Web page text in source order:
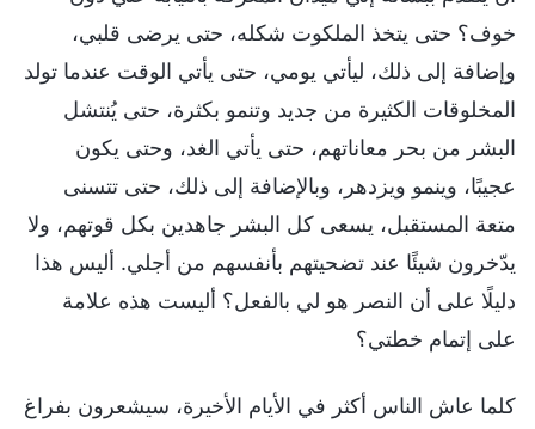
خوف؟ حتى يتخذ الملكوت شكله، حتى يرضى قلبي،
وإضافة إلى ذلك، ليأتي يومي، حتى يأتي الوقت عندما تولد
المخلوقات الكثيرة من جديد وتنمو بكثرة، حتى يُنتشل
البشر من بحر معاناتهم، حتى يأتي الغد، وحتى يكون
عجيبًا، وينمو ويزدهر، وبالإضافة إلى ذلك، حتى تتسنى
متعة المستقبل، يسعى كل البشر جاهدين بكل قوتهم، ولا
يدّخرون شيئًا عند تضحيتهم بأنفسهم من أجلي. أليس هذا
دليلًا على أن النصر هو لي بالفعل؟ أليست هذه علامة
على إتمام خطتي؟
كلما عاش الناس أكثر في الأيام الأخيرة، سيشعرون بفراغ